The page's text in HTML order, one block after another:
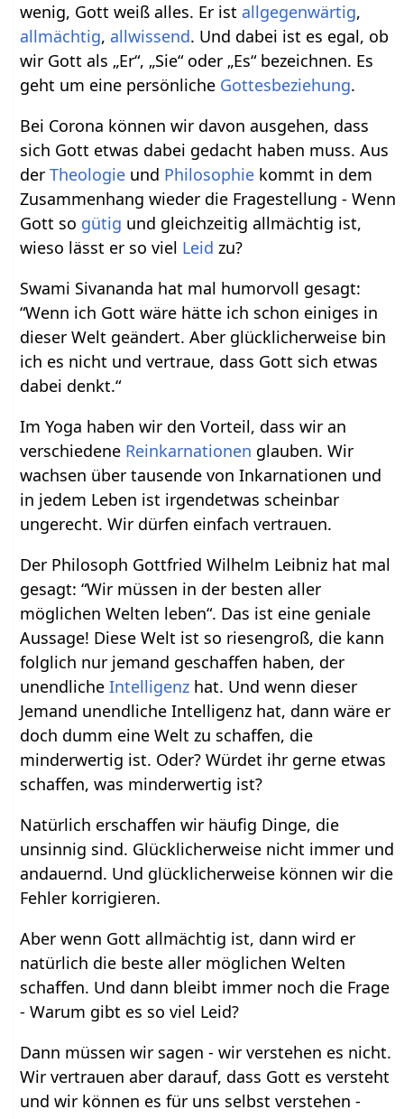
wenig, Gott weiß alles. Er ist allgegenwärtig,
allmächtig, allwissend. Und dabei ist es egal, ob
wir Gott als „Er“, „Sie“ oder „Es“ bezeichnen. Es
geht um eine persönliche Gottesbeziehung.
Bei Corona können wir davon ausgehen, dass
sich Gott etwas dabei gedacht haben muss. Aus
derTheologie und Philosophie kommt in dem
Zusammenhang wieder die Fragestellung - Wenn
Gott so gütig und gleichzeitig allmächtig ist,
wieso lässt er so viel Leid zu?
Swami Sivananda hat mal humorvoll gesagt:
“Wenn ich Gott wäre hätte ich schon einiges in
dieser Welt geändert. Aber glücklicherweise bin
ich es nicht und vertraue, dass Gott sich etwas
dabei denkt.“
Im Yoga haben wir den Vorteil, dass wir an
verschiedene Reinkarnationen glauben. Wir
wachsen über tausende von Inkarnationen und
in jedem Leben ist irgendetwas scheinbar
ungerecht. Wir dürfen einfach vertrauen.
Der Philosoph Gottfried Wilhelm Leibniz hat mal
gesagt: “Wir müssen in der besten aller
möglichen Welten leben“. Das ist eine geniale
Aussage! Diese Welt ist so riesengroß, die kann
folglich nur jemand geschaffen haben, der
unendlicheIntelligenz hat. Und wenn dieser
Jemand unendliche Intelligenz hat, dann wäre er
doch dumm eine Welt zu schaffen, die
minderwertig ist. Oder? Würdet ihr gerne etwas
schaffen, was minderwertig ist?
Natürlich erschaffen wir häufig Dinge, die
unsinnig sind. Glücklicherweise nicht immer und
andauernd. Und glücklicherweise können wir die
Fehler korrigieren.
Aber wenn Gott allmächtig ist, dann wird er
natürlich die beste aller möglichen Welten
schaffen. Und dann bleibt immer noch die Frage
- Warum gibt es so viel Leid?
Dann müssen wir sagen - wir verstehen es nicht.
Wir vertrauen aber darauf, dass Gott es versteht
und wir können es für uns selbst verstehen -